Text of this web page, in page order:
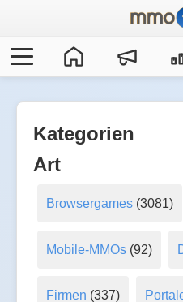
Kategorien
Art
Browsergames(3081)
Mobile-MMOs(92)
Firmen (337)